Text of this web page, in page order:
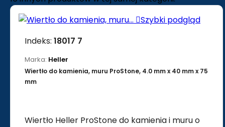
Szybki podgląd
Indeks: 18017 7
Marka: Heller
Wiertło do kamienia, muru ProStone, 4.0 mm x 40 mm x 75
mm
Wiertło Heller ProStone do kamienia i muru o